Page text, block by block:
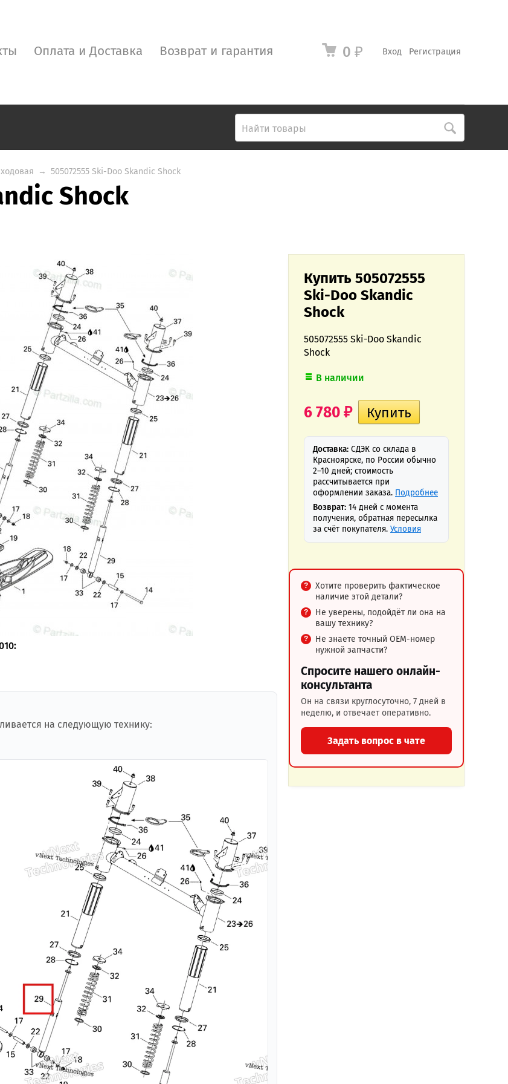
Вход Регистрация
0 ₽
Оплата и Доставка Возврат и гарантия
→ 505072555 Ski-Doo Skandic Shock
Shock
Купить 505072555
Ski-Doo Skandic
Shock
505072555 Ski-Doo Skandic
Shock
В наличии
6 780 ₽
Доставка: СДЭК со склада в
Красноярске, по России обычно
2–10 дней; стоимость
рассчитывается при
оформлении заказа. Подробнее
Возврат: 14 дней с момента
получения, обратная пересылка
за счёт покупателя. Условия
Хотите проверить фактическое
наличие этой детали?
Не уверены, подойдёт ли она на
вашу технику?
Не знаете точный OEM-номер
нужной запчасти?
Спросите нашего онлайн-
консультанта
Он на связи круглосуточно, 7 дней в
неделю, и отвечает оперативно.
Задать вопрос в чате
на следующую технику: